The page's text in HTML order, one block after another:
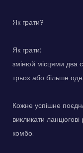
Як грати?
Як грати:
змінюй місцями два
трьох або більше
Кожне успішне
викликати
комбо.